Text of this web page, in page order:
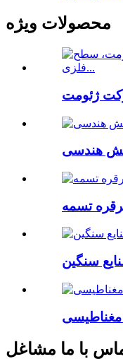
محصولات ویژه
هندسی
تسمه
با ما مشاغل